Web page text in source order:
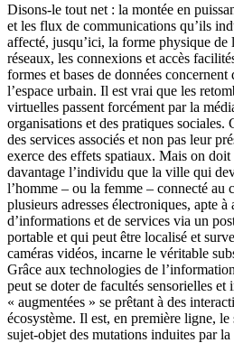
Disons-le tout net : la montée en
et les flux de communications qu’ils
affecté, jusqu’ici, la forme physique de
réseaux, les connexions et accès
formes et bases de données
l’espace urbain. Il est vrai que les
virtuelles passent forcément par la
organisations et des pratiques sociales.
des services associés et non pas leur
exerce des effets spatiaux. Mais on doit
davantage l’individu que la ville qui
l’homme – ou la femme – connecté au
plusieurs adresses électroniques, apte
d’informations et de services via un
portable et qui peut être localisé et
caméras vidéos, incarne le véritable
Grâce aux technologies de
peut se doter de facultés sensorielles
« augmentées » se prêtant à des
écosystème. Il est, en première ligne,
sujet-objet des mutations induites par